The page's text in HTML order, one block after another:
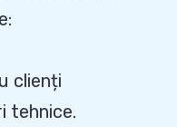
clienți
tehnice.